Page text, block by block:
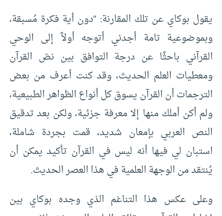
يقول بوكاي عن تلك المقارنة: “دون أية فكرة مُسبقة،
وبموضوعية تامة أجدني أتوجه أولاً إلى الوحي
القرآني باحثًا عن درجة التوافق بين نصّ القرآن
ومعطيات العلم الحديث، وقد كنت أعرف من بعض
الترجمات أن القرآن يسوق كل أنواع الظواهر الطبيعية،
ولم أكن أملك منها إلا معرفة جزئية، ولكن بعد تدقيق
النص العربي بإمعان شديد، قمت بجردة شاملة،
استبان لي فيها أنه ليس في القرآن تأكيد يمكن أن
يُنتقد من الوجهة العلمية في هذا العصر الحديث.
وعلى عكس هذا التناغم الذي وجده بوكاي بين